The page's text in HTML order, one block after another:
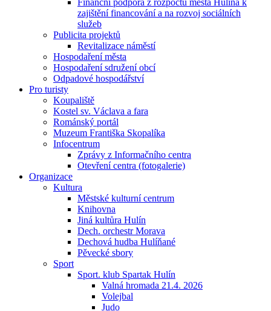
zajištění financování a na rozvoj sociálních
služeb
Publicita projektů
Revitalizace náměstí
Hospodaření města
Hospodaření sdružení obcí
Odpadové hospodářství
Pro turisty
Koupaliště
Kostel sv. Václava a fara
Románský portál
Muzeum Františka Skopalíka
Infocentrum
Zprávy z Informačního centra
Otevření centra (fotogalerie)
Organizace
Kultura
Městské kulturní centrum
Knihovna
Jiná kultůra Hulín
Dech. orchestr Morava
Dechová hudba Hulíňané
Pěvecké sbory
Sport
Sport. klub Spartak Hulín
Valná hromada 21.4. 2026
Volejbal
Judo